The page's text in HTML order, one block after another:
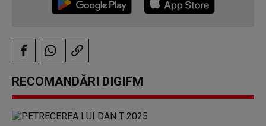
RECOMANDĂRI DIGIFM